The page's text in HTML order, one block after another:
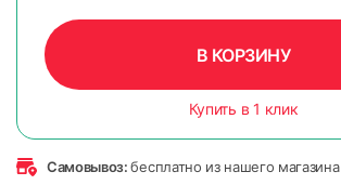
В КОРЗИНУ
Купить в 1 клик
Самовывоз:бесплатно из нашего магазина